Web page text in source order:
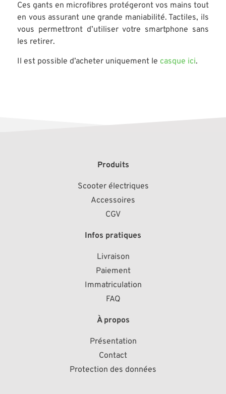
Ces gants en microfibres protégeront vos mains tout
en vous assurant une grande maniabilité. Tactiles, ils
vous permettront d’utiliser votre smartphone sans
les retirer.
Il est possible d’acheter uniquement le casque ici.
Produits
Scooter électriques
Accessoires
CGV
Infos pratiques
Livraison
Paiement
Immatriculation
FAQ
À propos
Présentation
Contact
Protection des données